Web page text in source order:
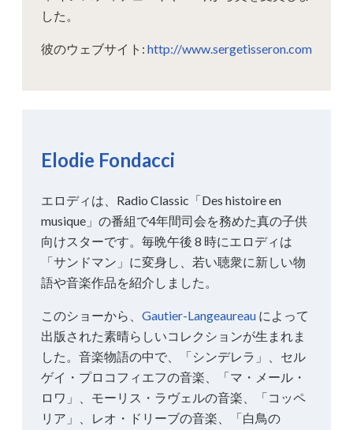
した。
彼のウェブサイト: http://www.sergetisseron.com
Elodie Fondacci
エロディは、Radio Classic「Des histoire en
musique」の番組で4年間司会を務めた真の子供
向けスターです。毎晩午後 8 時にエロディは
「サンドマン」に変身し、若い聴衆に新しい物
語や音楽作品を紹介しました。
このショーから、 Gautier-Langeaureau によって
出版された素晴らしいコレクションが生まれま
した。音楽物語の中で、「シンデレラ」、セル
ゲイ・プロコフィエフの音楽、「マ・メール・
ロワ」、モーリス・ラヴェルの音楽、「コッペ
リア」、レオ・ドリーブの音楽、「白鳥の